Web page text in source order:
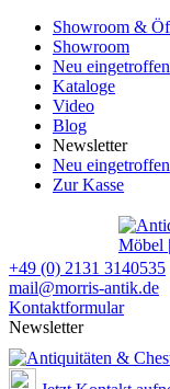
Showroom &
Showroom
Neu eingetroffen
Kataloge
Video
Blog
Newsletter
Neu eingetroffen
Zur Kasse
+49 (0) 2131 3140535
mail@morris-antik.de
Kontaktformular
Newsletter